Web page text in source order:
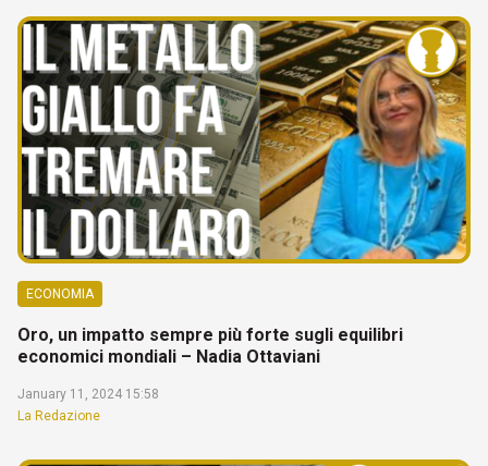
ECONOMIA
Oro, un impatto sempre più forte sugli equilibri
economici mondiali – Nadia Ottaviani
January 11, 2024 15:58
La Redazione